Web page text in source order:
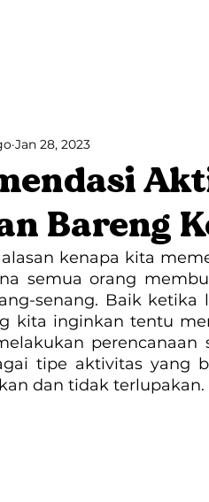
Bareng
Jan 28, 2023
kenapa kita
semua orang
senang. Baik
kita inginkan tentu
perencanaan
tipe aktivitas yang
dan tidak terlupakan.